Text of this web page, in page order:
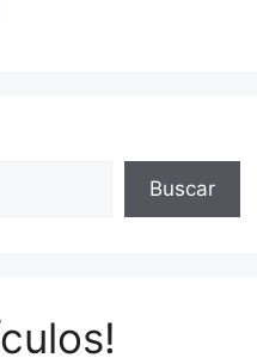
Buscar